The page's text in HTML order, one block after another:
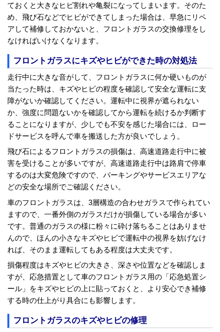
ておくと大きなヒビ割れや亀裂になってしまいます。そのた
め、飛び石などでヒビができてしまった場合は、早急にリペ
アして補修しておかないと、フロントガラスの交換修理をし
なければいけなくなります。
フロントガラスにキズやヒビができた時の対処法
走行中に大きな音がして、フロントガラスに何か硬いものが
当たった時は、キズやヒビの程度を確認して安全な運転に支
障がないか確認してください。運転中に視界が遮られない
か、強度に問題ないかを確認してから運転を続けるか判断す
ることになりますが、少しでも不安を感じた場合には、ロー
ドサービスを呼んで車を搬送した方が良いでしょう。
飛び石によるフロントガラスの損傷は、高速道路走行中に被
害を受けることが多いですが、高速道路走行中は路肩で停車
するのは大変危険ですので、パーキングやサービスエリアな
どの安全な場所でご確認ください。
車のフロントガラスは、3層構造の合わせガラスで作られてい
ますので、一番外側のガラスだけが損傷している場合が多い
です。普通のガラスの様に粉々に砕け落ちることはありませ
んので、ほんの小さなキズやヒビで運転中の視界を妨げなけ
れば、そのまま運転してもある程度は大丈夫です。
損傷程度はキズやヒビの大きさ、深さや位置などを確認しま
すが、応急措置として車のフロントガラス用の「応急処置シ
ール」をキズやヒビの上に貼っておくと、より安心でき補修
する時の仕上がり具合にも影響します。
フロントガラスのキズやヒビの修理